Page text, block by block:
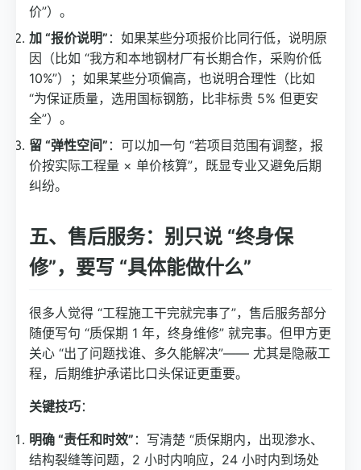
价”）。
加 “报价说明” ：如果某些分项报价比同行低，说明原
因（比如 “我方和本地钢材厂有长期合作，采购价低
10%”）；如果某些分项偏高，也说明合理性（比如
“为保证质量，选用国标钢筋，比非标贵 5% 但更安
全”）。
留 “弹性空间” ：可以加一句 “若项目范围有调整，报
价按实际工程量 × 单价核算”，既显专业又避免后期
纠纷。
五、售后服务：别只说 “终身保
修”，要写 “具体能做什么”
很多人觉得 “工程施工干完就完事了”，售后服务部分
随便写句 “质保期 1 年，终身维修” 就完事。但甲方更
关心 “出了问题找谁、多久能解决”—— 尤其是隐蔽工
程，后期维护承诺比口头保证更重要。
关键技巧：
明确 “责任和时效” ：写清楚 “质保期内，出现渗水、
结构裂缝等问题，2 小时内响应，24 小时内到场处